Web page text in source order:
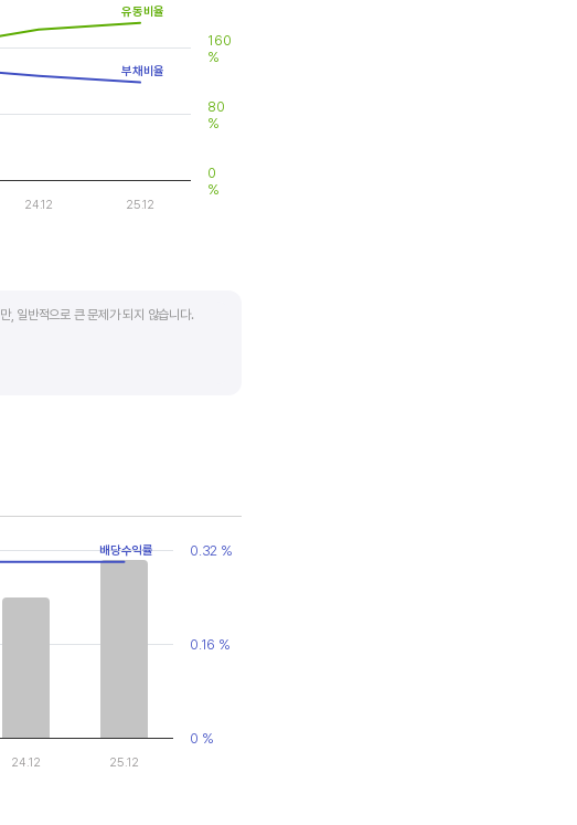
24.12 25.12
0
%
80
%
160
%
부채비율
유동비율
, 일반적으로 큰 문제가 되지 않습니다.
24.12 25.12
0 %
0.16 %
0.32 %
배당수익률